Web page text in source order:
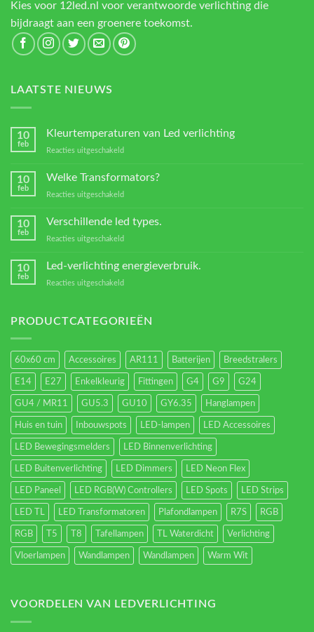
Kies voor 12led.nl voor verantwoorde verlichting die
bijdraagt aan een groenere toekomst.
LAATSTE NIEUWS
10
feb
Kleurtemperaturen van Led verlichting
Reacties uitgeschakeld
verlichting
10
feb
Welke Transformators?
Reacties uitgeschakeld
Transformators?
10
feb
Verschillende led types.
Reacties uitgeschakeld
10
feb
Led-verlichting energieverbruik.
Reacties uitgeschakeld
energieverbruik.
PRODUCTCATEGORIEËN
60x60 cm Accessoires AR111 Batterijen Breedstralers
E14 E27 Enkelkleurig Fittingen G4 G9 G24
GU4 / MR11 GU5.3 GU10 GY6.35 Hanglampen
Huis en tuin Inbouwspots LED-lampen LED Accessoires
LED Bewegingsmelders LED Binnenverlichting
LED Buitenverlichting LED Dimmers LED Neon Flex
LED Paneel LED RGB(W) Controllers LED Spots LED Strips
LED TL LED Transformatoren Plafondlampen R7S RGB
RGB T5 T8 Tafellampen TL Waterdicht Verlichting
Vloerlampen Wandlampen Wandlampen Warm Wit
VOORDELEN VAN LEDVERLICHTING